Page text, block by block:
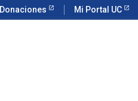
Donaciones Mi Portal UC